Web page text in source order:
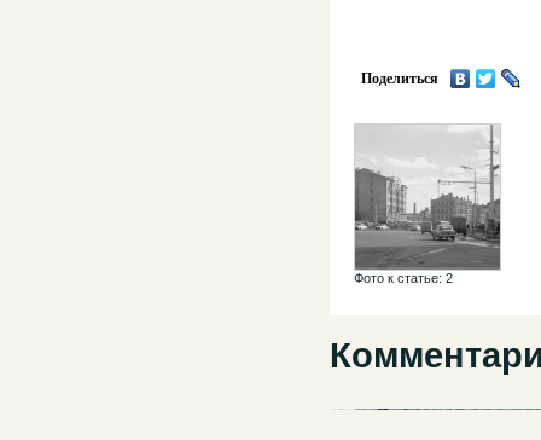
Поделиться
Фото к статье: 2